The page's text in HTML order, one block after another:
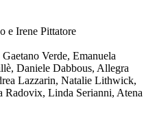
e Irene Pittatore
Gaetano Verde, Emanuela
Daniele Dabbous, Allegra
Lazzarin, Natalie Lithwick,
Radovix, Linda Serianni, Atena